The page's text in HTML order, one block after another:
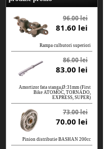
96.00 lei
81.60 lei
Rampa culbutori superiori
86.00 lei
83.00 lei
Amortizor fata stanga,Ø:31mm (First
Bike ATOMOC, TORNADO,
EXPRESS, SUPER)
73.00 lei
70.00 lei
Pinion distributie BASHAN 200cc